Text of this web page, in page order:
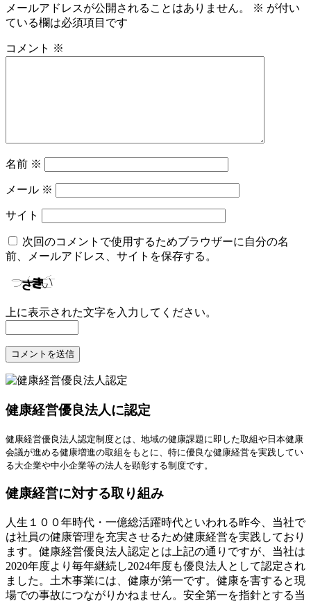
メールアドレスが公開されることはありません。 ※ が付い
ている欄は必須項目です
コメント ※
名前 ※
メール ※
サイト
次回のコメントで使用するためブラウザーに自分の名
前、メールアドレス、サイトを保存する。
上に表示された文字を入力してください。
健康経営優良法人に認定
健康経営優良法人認定制度とは、地域の健康課題に即した取組や日本健康
会議が進める健康増進の取組をもとに、特に優良な健康経営を実践してい
る大企業や中小企業等の法人を顕彰する制度です。
健康経営に対する取り組み
人生１００年時代・一億総活躍時代といわれる昨今、当社で
は社員の健康管理を充実させるため健康経営を実践しており
ます。健康経営優良法人認定とは上記の通りですが、当社は
2020年度より毎年継続し2024年度も優良法人として認定され
ました。土木事業には、健康が第一です。健康を害すると現
場での事故につながりかねません。安全第一を指針とする当